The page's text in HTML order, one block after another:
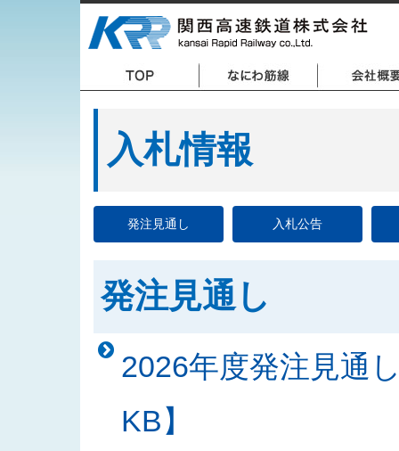
入札情報
発注見通し 入札公告
発注見通し
2026年度発注見通
KB】